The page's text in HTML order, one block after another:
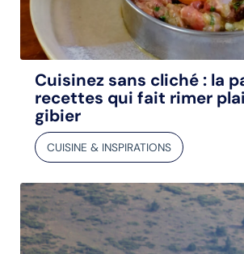
Cuisinez sans cliché : la
recettes qui fait rimer
gibier
CUISINE & INSPIRATIONS